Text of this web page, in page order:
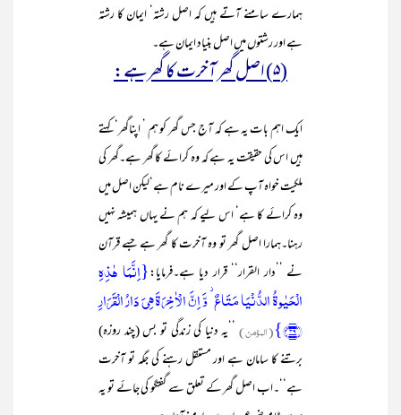
ہمارے سامنے آتے ہیں کہ اصل رشتہ‘ ایمان کا رشتہ
ہے اور رشتوں میں اصل بنیاد ایمان ہے۔
(۵) اصل گھر آخرت کا گھرہے:
ایک اہم بات یہ ہے کہ آج جس گھر کو ہم ’ اپناگھر‘ کہتے
ہیں اس کی حقیقت یہ ہے کہ وہ کرائے کا گھر ہے۔گھر کی
ملکیت خواہ آپ کے اور میرے نام ہے‘لیکن اصل میں
وہ کرائے کا ہے‘ اس لیے کہ ہم نے یہاں ہمیشہ نہیں
رہنا۔ہمارا اصل گھر تو وہ آخرت کا گھر ہے جسے قرآن
نے ’’دار القرار‘‘ قرار دیا ہے۔فرمایا:{اِنَّمَا ہٰذِہِ
الۡحَیٰوۃُ الدُّنۡیَا مَتَاعٌ ۫ وَّ اِنَّ الۡاٰخِرَۃَ ہِیَ دَارُ الۡقَرَارِ
﴿۳۹﴾}
(المؤمن) ’’یہ دنیا کی زندگی تو بس (چند روزہ)
برتنے کا سامان ہے اور مستقل رہنے کی جگہ تو آخرت
ہے‘‘۔اب اصل گھر کے تعلق سے گفتگو کی جائے تو یہ